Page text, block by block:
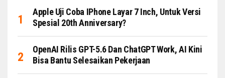
Apple Uji Coba IPhone Layar 7 Inch, Untuk Versi
Spesial 20th Anniversary?
OpenAI Rilis GPT-5.6 Dan ChatGPT Work, AI Kini
Bisa Bantu Selesaikan Pekerjaan